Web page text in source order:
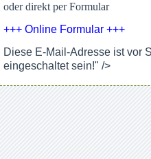
oder direkt per Formular
+++ Online Formular +++
Diese E-Mail-Adresse ist vor
eingeschaltet sein!" />